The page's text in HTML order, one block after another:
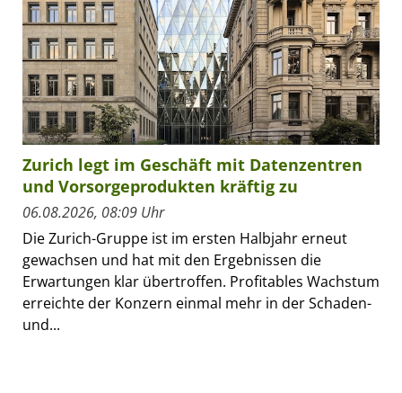
Zurich legt im Geschäft mit Datenzentren
und Vorsorgeprodukten kräftig zu
06.08.2026, 08:09 Uhr
Die Zurich-Gruppe ist im ersten Halbjahr erneut
gewachsen und hat mit den Ergebnissen die
Erwartungen klar übertroffen. Profitables Wachstum
erreichte der Konzern einmal mehr in der Schaden-
und...